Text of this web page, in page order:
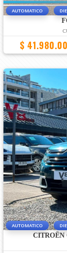
AUTOMATICO
$
AUTOMATICO
CITROËN